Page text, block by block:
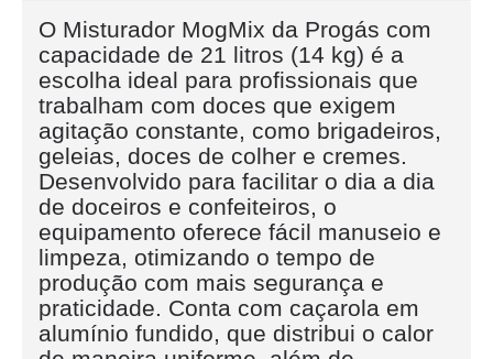
O Misturador MogMix da Progás com
capacidade de 21 litros (14 kg) é a
escolha ideal para profissionais que
trabalham com doces que exigem
agitação constante, como brigadeiros,
geleias, doces de colher e cremes.
Desenvolvido para facilitar o dia a dia
de doceiros e confeiteiros, o
equipamento oferece fácil manuseio e
limpeza, otimizando o tempo de
produção com mais segurança e
praticidade. Conta com caçarola em
alumínio fundido, que distribui o calor